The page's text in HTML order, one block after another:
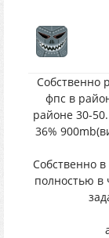
Собственно
фпс в
районе 30-
36%
Собственно
полностью в